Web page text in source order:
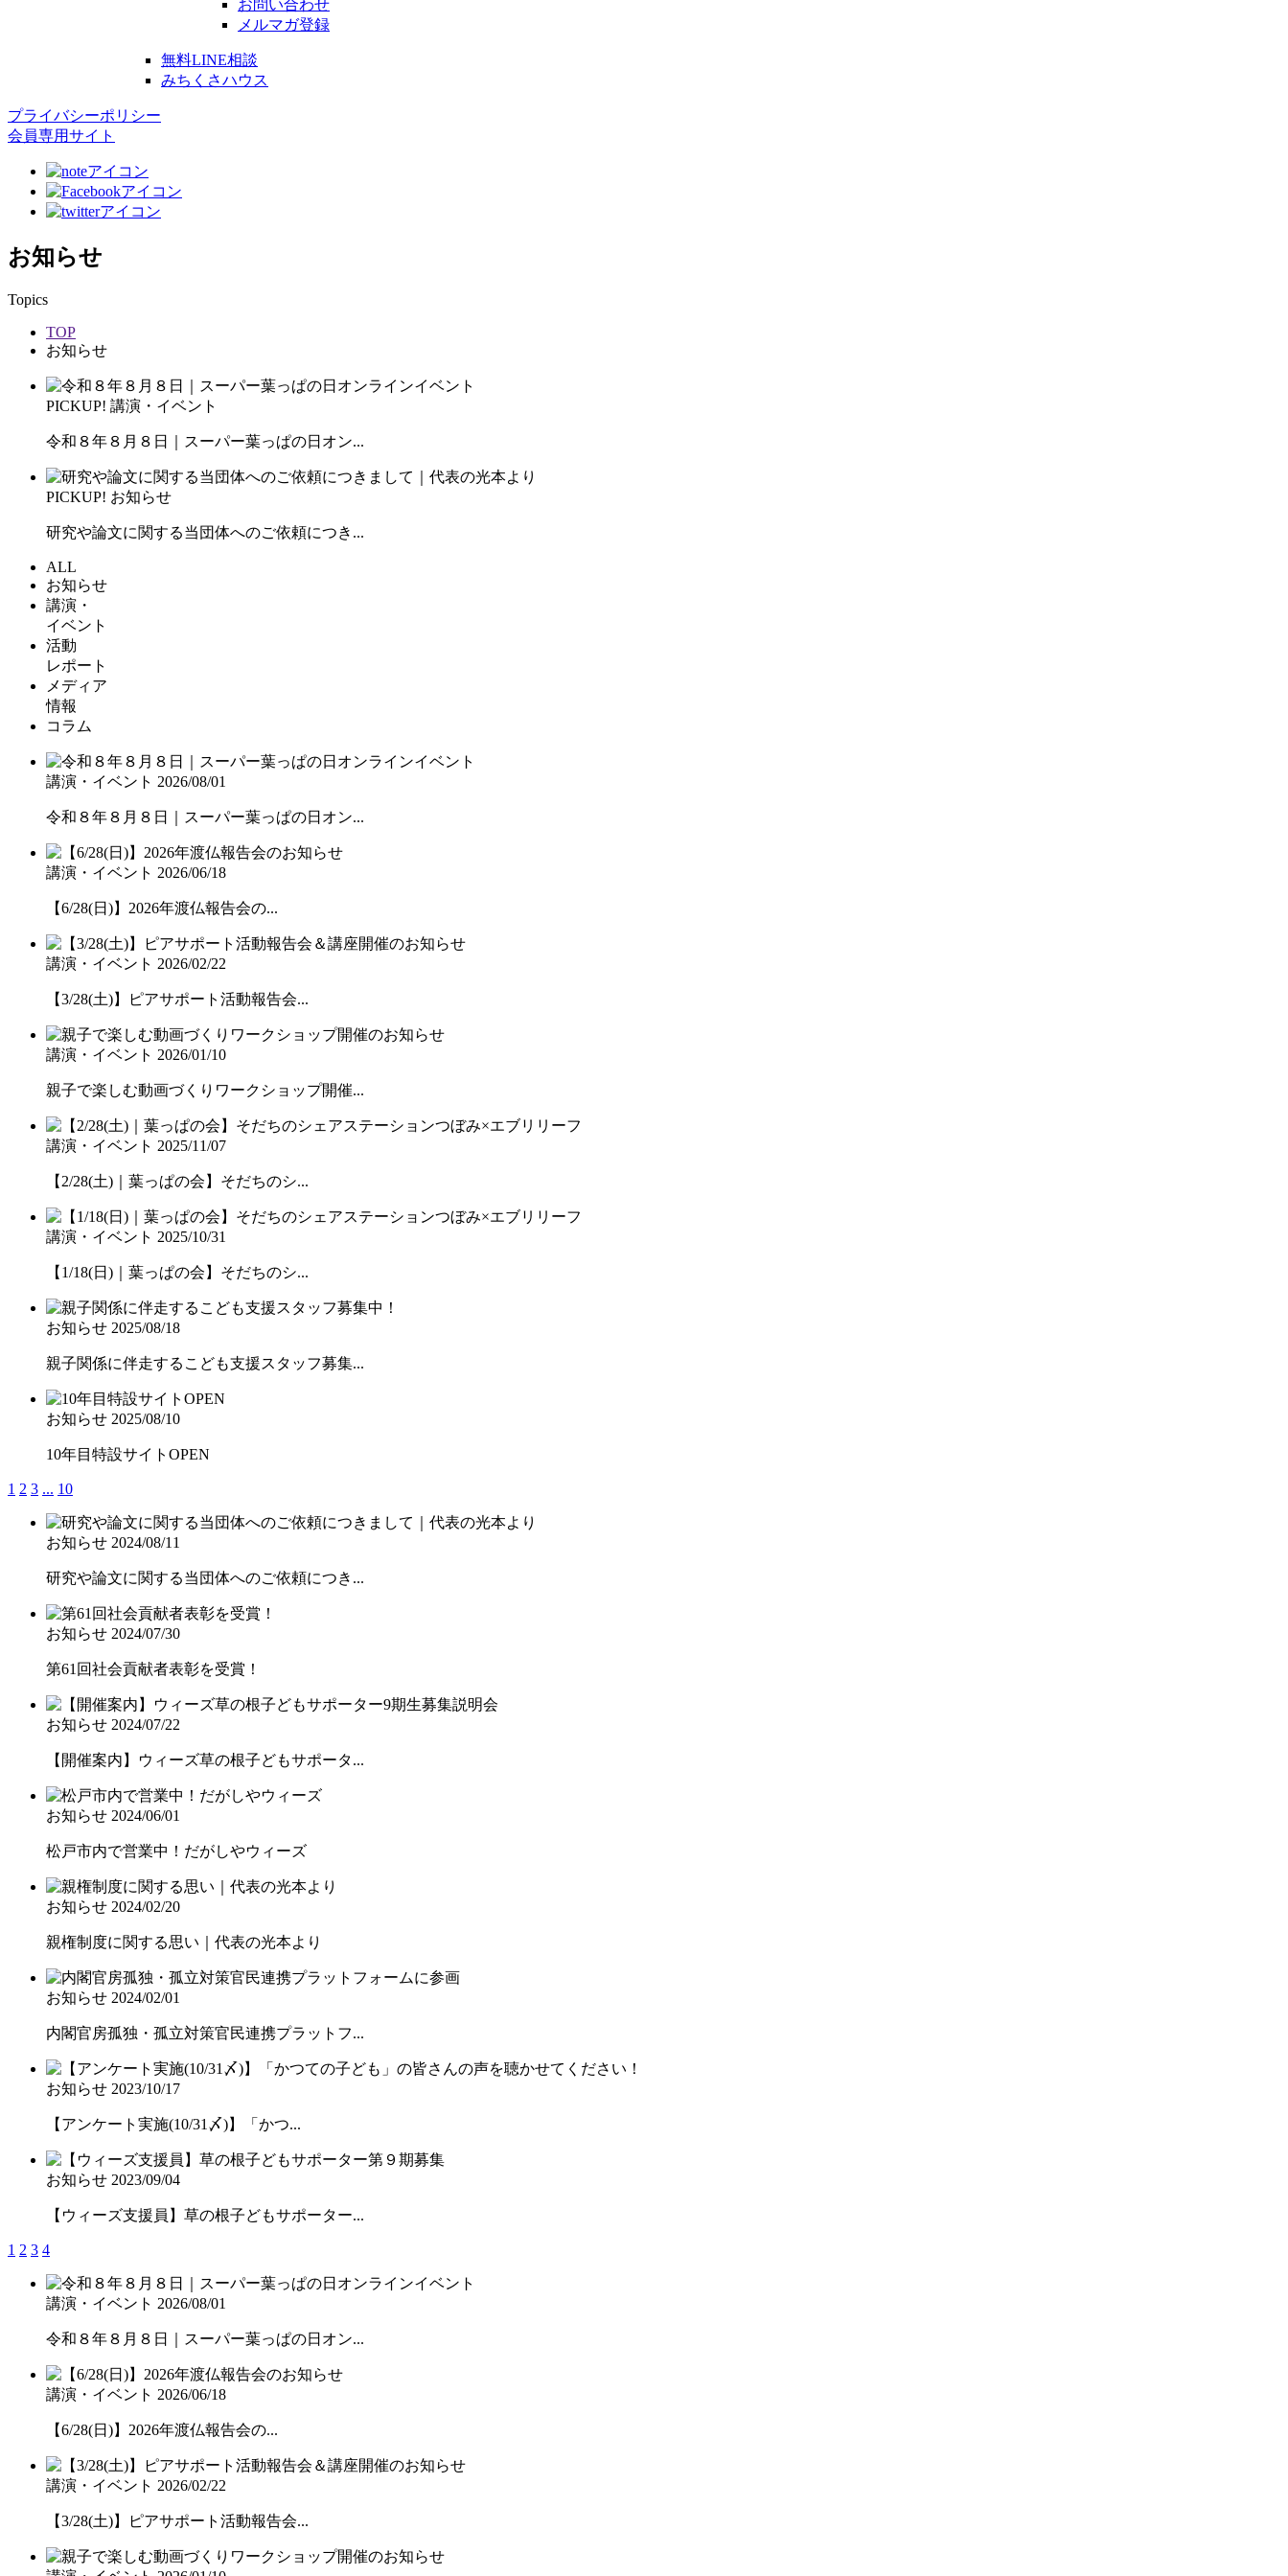
お問い合わせ
メルマガ登録
無料LINE相談
みちくさハウス
プライバシーポリシー
会員専用サイト
お知らせ
Topics
TOP
お知らせ
PICKUP! 講演・イベント
令和８年８月８日｜スーパー葉っぱの日オン...
PICKUP! お知らせ
研究や論文に関する当団体へのご依頼につき...
ALL
お知らせ
講演・
イベント
活動
レポート
メディア
情報
コラム
講演・イベント 2026/08/01
令和８年８月８日｜スーパー葉っぱの日オン...
講演・イベント 2026/06/18
【6/28(日)】2026年渡仏報告会の...
講演・イベント 2026/02/22
【3/28(土)】ピアサポート活動報告会...
講演・イベント 2026/01/10
親子で楽しむ動画づくりワークショップ開催...
講演・イベント 2025/11/07
【2/28(土)｜葉っぱの会】そだちのシ...
講演・イベント 2025/10/31
【1/18(日)｜葉っぱの会】そだちのシ...
お知らせ 2025/08/18
親子関係に伴走するこども支援スタッフ募集...
お知らせ 2025/08/10
10年目特設サイトOPEN
1 2 3 ... 10
お知らせ 2024/08/11
研究や論文に関する当団体へのご依頼につき...
お知らせ 2024/07/30
第61回社会貢献者表彰を受賞！
お知らせ 2024/07/22
【開催案内】ウィーズ草の根子どもサポータ...
お知らせ 2024/06/01
松戸市内で営業中！だがしやウィーズ
お知らせ 2024/02/20
親権制度に関する思い｜代表の光本より
お知らせ 2024/02/01
内閣官房孤独・孤立対策官民連携プラットフ...
お知らせ 2023/10/17
【アンケート実施(10/31〆)】「かつ...
お知らせ 2023/09/04
【ウィーズ支援員】草の根子どもサポーター...
1 2 3 4
講演・イベント 2026/08/01
令和８年８月８日｜スーパー葉っぱの日オン...
講演・イベント 2026/06/18
【6/28(日)】2026年渡仏報告会の...
講演・イベント 2026/02/22
【3/28(土)】ピアサポート活動報告会...